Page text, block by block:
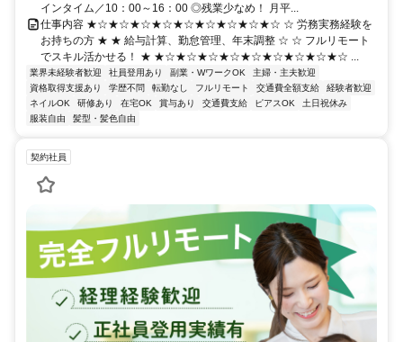
インタイム／10：00～16：00 ◎残業少なめ！ 月平...
仕事内容 ★☆★☆★☆★☆★☆★☆★☆★☆★☆ ☆ 労務実務経験を
お持ちの方 ★ ★ 給与計算、勤怠管理、年末調整 ☆ ☆ フルリモート
でスキル活かせる！ ★ ★☆★☆★☆★☆★☆★☆★☆★☆★☆ ...
業界未経験者歓迎 社員登用あり 副業・WワークOK
主婦・主夫歓迎
資格取得支援あり
学歴不問 転勤なし フルリモート 交通費全額支給
経験者歓迎
ネイルOK
研修あり 在宅OK 賞与あり 交通費支給 ピアスOK
土日祝休み
服装自由
髪型・髪色自由
契約社員